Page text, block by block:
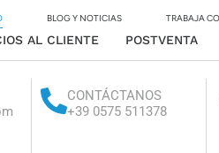
BLOG Y NOTICIAS TRABAJA
AL CLIENTE POSTVENTA
CONTÁCTANOS
+39 0575 511378